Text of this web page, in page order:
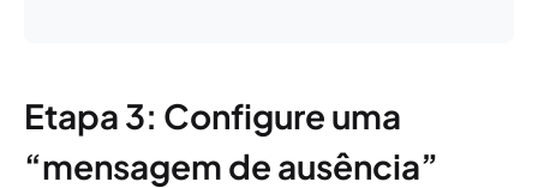
Etapa 3: Configure uma
“mensagem de ausência”